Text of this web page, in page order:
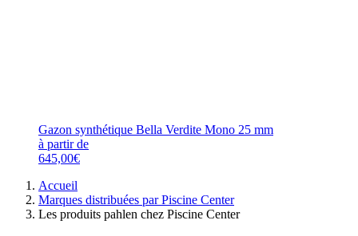
Gazon synthétique Bella Verdite Mono 25 mm
à partir de
645,00€
Accueil
Marques distribuées par Piscine Center
Les produits pahlen chez Piscine Center